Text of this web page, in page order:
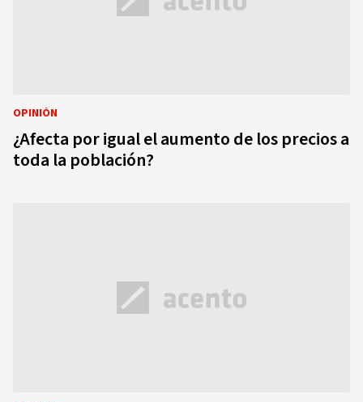
OPINIÓN
¿Afecta por igual el aumento de los precios a
toda la población?